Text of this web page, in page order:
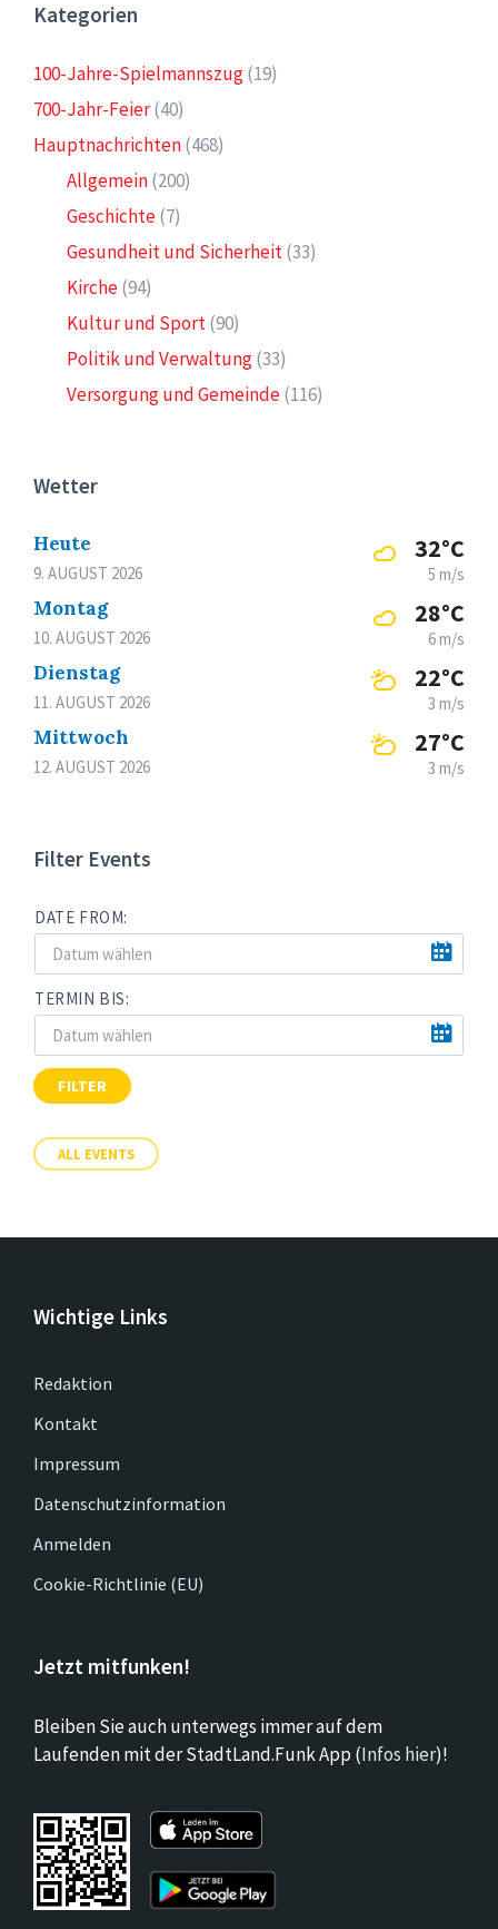
Kategorien
100-Jahre-Spielmannszug(19)
700-Jahr-Feier(40)
Hauptnachrichten(468)
Allgemein(200)
Geschichte(7)
Gesundheit und Sicherheit(33)
Kirche(94)
Kultur und Sport(90)
Politik und Verwaltung(33)
Versorgung und Gemeinde(116)
Wetter
Heute
9. AUGUST 2026
32°C
5 m/s
Montag
10. AUGUST 2026
28°C
6 m/s
Dienstag
11. AUGUST 2026
22°C
3 m/s
Mittwoch
12. AUGUST 2026
27°C
3 m/s
Filter Events
DATE FROM:
TERMIN BIS:
FILTER
ALL EVENTS
Wichtige Links
Redaktion
Kontakt
Impressum
Datenschutzinformation
Anmelden
Cookie-Richtlinie (EU)
Jetzt mitfunken!
Bleiben Sie auch unterwegs immer auf dem
Laufenden mit der StadtLand.Funk App (Infos hier)!